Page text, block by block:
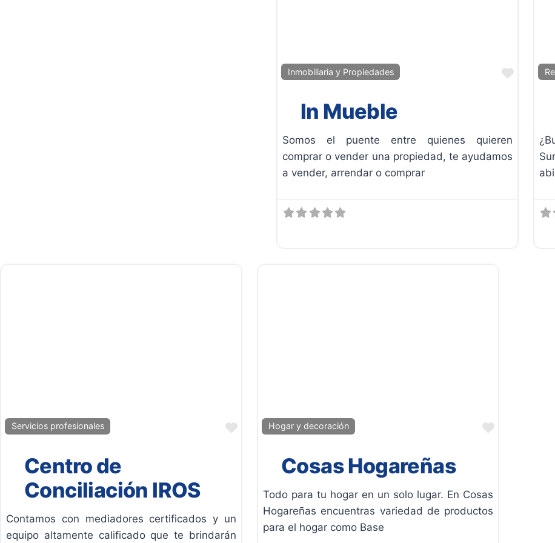
Inmobiliaria y Propiedades
In Mueble
Somos el puente entre quienes quieren
comprar o vender una propiedad, te ayudamos
a vender, arrendar o comprar
Servicios profesionales Favorito
Centro de
Conciliación IROS
Contamos con mediadores certificados y un
equipo altamente calificado que te brindarán
Hogar y decoración Favorito
Cosas Hogareñas
Todo para tu hogar en un solo lugar. En Cosas
Hogareñas encuentras variedad de productos
para el hogar como Base